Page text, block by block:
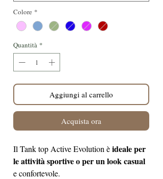
Colore *
Quantità *
Aggiungi al carrello
Acquista ora
Il Tank top Active Evolution èideale per
le attività sportive o per un look casual
e confortevole.